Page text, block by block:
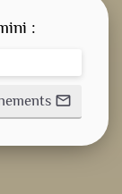
:
mail_outline